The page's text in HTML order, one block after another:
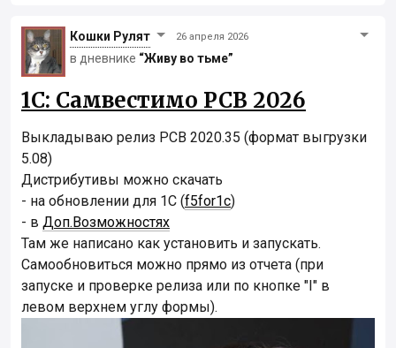
Кошки Рyлят 26 апреля 2026
в дневнике “Живу во тьме”
1С: Самвестимо РСВ 2026
Выкладываю релиз РСВ 2020.35 (формат выгрузки
5.08)
Дистрибутивы можно скачать
- на обновлении для 1С (f5for1c)
- в Доп.Возможностях
Там же написано как установить и запускать.
Самообновиться можно прямо из отчета (при
запуске и проверке релиза или по кнопке "I" в
левом верхнем углу формы).